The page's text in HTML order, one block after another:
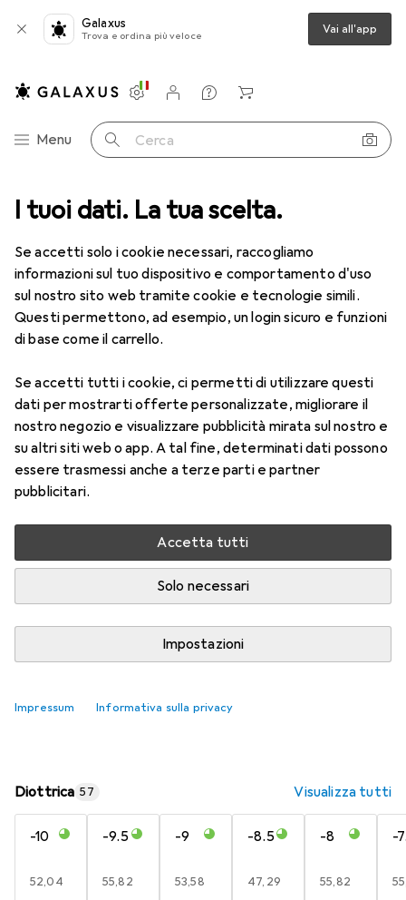
I tuoi dati. La tua scelta.
Se accetti solo i cookie necessari, raccogliamo
informazioni sul tuo dispositivo e comportamento d'uso
sul nostro sito web tramite cookie e tecnologie simili.
Questi permettono, ad esempio, un login sicuro e funzioni
di base come il carrello.
Se accetti tutti i cookie, ci permetti di utilizzare questi
dati per mostrarti offerte personalizzate, migliorare il
nostro negozio e visualizzare pubblicità mirata sul nostro e
su altri siti web o app. A tal fine, determinati dati possono
essere trasmessi anche a terze parti e partner
pubblicitari.
Accetta tutti
Solo necessari
Impostazioni
Impressum Informativa sulla privacy
Galaxus
Trova e ordina più veloce Vai all'app
Categoria Navigazione
Menu Cerca
Impostazioni
Conto cliente
Liste di confronto
Liste dei desideri
Carrello
Lenti a contatto Air Optix più HydraGlyde per l'astigmatismo
1 Immagine
Air Optix più HydraGlyde per
-0.75, Obiettivo mensile, 6 pz., Torico
Prezzo in EUR IVA incl.
EUR
49,16 EUR
8,20/1pz.
Consegna tra lun, 17/8 e mer, 19/8
Più di 10 pezzi in stock presso il fornitore
Aggiungi al carrello
Diottrica 57 Visualizza tutti
-10
EUR
52,04
-9.5
EUR
55,82
-9
EUR
53,58
-8.5
EUR
47,29
-8
EUR
55,82
-